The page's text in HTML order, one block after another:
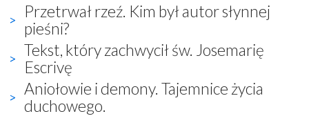
Przetrwał rzeź. Kim był autor słynnej
pieśni?
Tekst, który zachwycił św. Josemarię
Escrivę
Aniołowie i demony. Tajemnice życia
duchowego.